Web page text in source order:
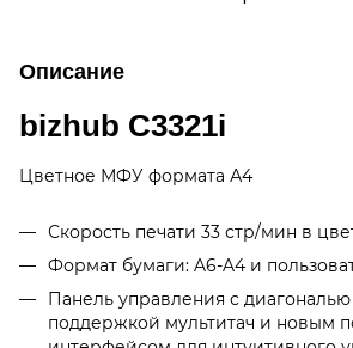
Описание
bizhub C3321i
Цветное МФУ формата А4
Скорость печати 33 стр/мин в
Формат бумаги: A6-A4 и
Панель управления с
поддержкой мультитач и новым